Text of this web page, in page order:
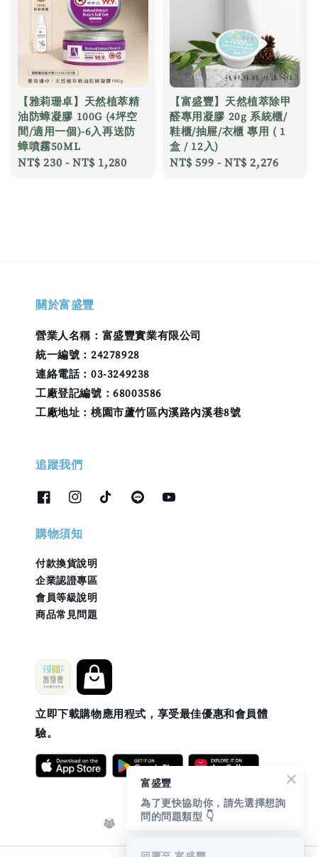
【雅莉珊卓】天然植萃精
油防蟑凝膠 100G (4坪空
間/適用一個)-6入再送防
蟑噴霧50ML
Regular
NT$ 230 -NT$ 1,280
【富盛豐】天然植萃除甲
醛專用凝膠 20g 系統櫃/
鞋櫃/抽屜/衣櫃 專用 ( 1
盒 / 12入)
Regular
NT$ 599 -NT$ 2,276
關於富盛豐
營業人名稱：富盛豐實業有限公司
統一編號：24278928
連絡電話：03-3249238
工廠登記編號：68003586
工廠地址：桃園市蘆竹區內溪路內溪巷8號
追蹤我們
購物須知
付款換貨說明
企業認證專區
會員等級說明
商品常見問題
立即下載購物應用程式，享受最佳優惠和會員體
驗。
富盛豐
為了更快協助你，請先選擇想詢
問的問題類型 👇